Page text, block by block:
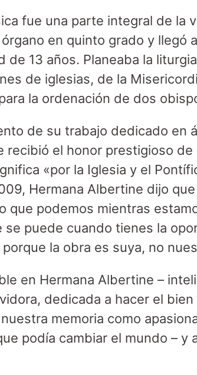
fue una parte integral de la
en quinto grado y llegó
de 13 años. Planeaba la
de iglesias, de la
la ordenación de dos
de su trabajo dedicado en
recibió el honor prestigioso de
«por la Iglesia y el
Hermana Albertine dijo
que podemos mientras
se puede cuando tienes la
la obra es suya, no
en Hermana Albertine –
dedicada a hacer el
memoria como
podía cambiar el mundo – y